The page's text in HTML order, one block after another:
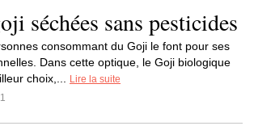
séchées sans pesticides
consommant du Goji le font pour ses
Dans cette optique, le Goji biologique
choix,...
Lire la suite